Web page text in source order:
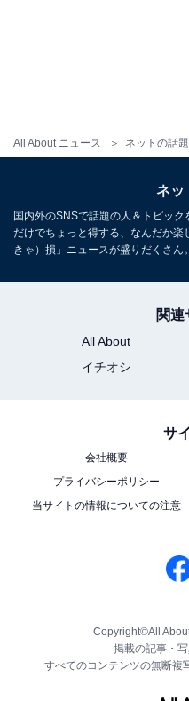
All About ニュース ネットの話題
ネッ
国内外のSNSで話題の人＆トピッ
だけでちょっと得する、なんだか
きゃ）損」ニュースが盛りだくさん。
関連
All About
イチオシ
サ
会社概要
プライバシーポリシー
当サイトの情報についての注意
Copyright©All
掲載の記事・写
すべてのコンテンツの無断複